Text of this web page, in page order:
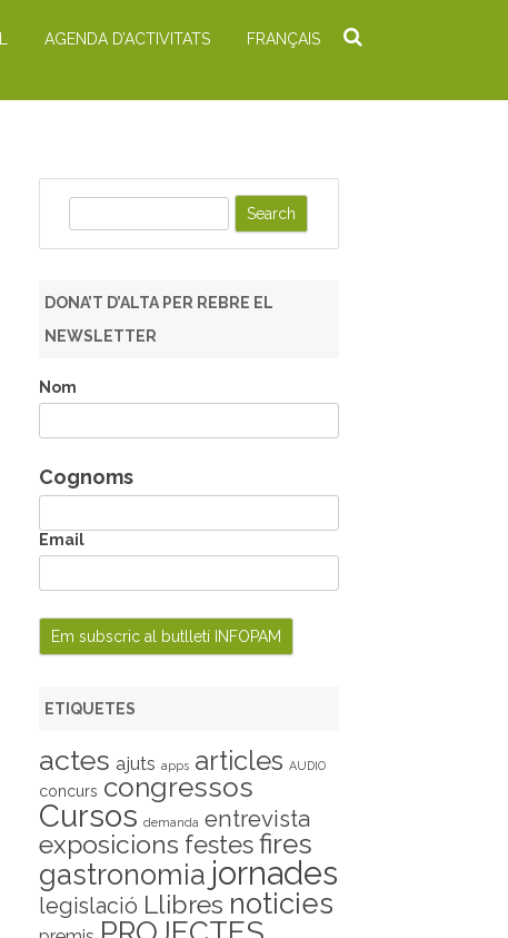
AGENDA D’ACTIVITATS FRANÇAIS
h
DONA’T D’ALTA PER REBRE EL
NEWSLETTER
Nom
Cognoms
Email
ETIQUETES
actes ajuts apps articles AUDIO
concurs congressos
Cursos demanda entrevista
exposicions festes fires
gastronomia jornades
legislació Llibres noticies